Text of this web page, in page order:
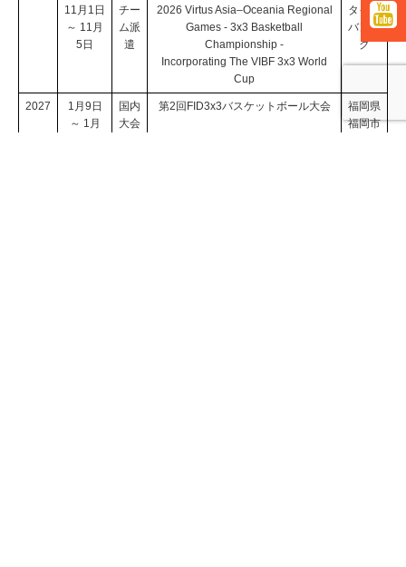
11月1日
～ 11月
5日
チー
ム派
遣
2026 Virtus Asia–Oceania Regional
Games - 3x3 Basketball
Championship -
Incorporating The VIBF 3x3 World
Cup
タイ・
バンコ
ク
2027
1月9日
～ 1月
国内
大会
第2回FID3x3バスケットボール大会
福岡県
福岡市
